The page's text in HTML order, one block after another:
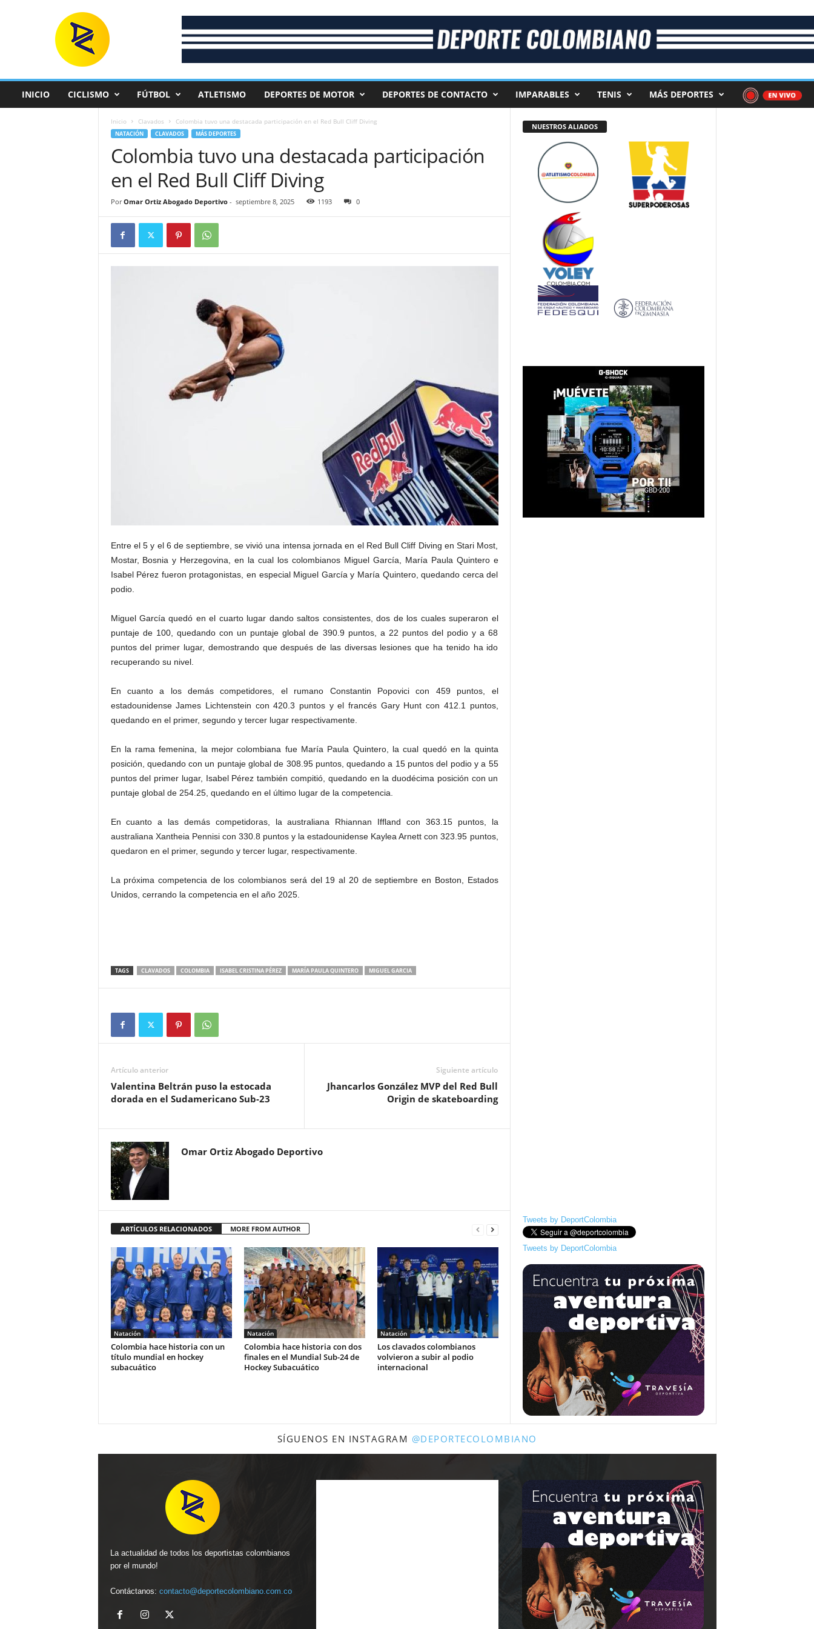
INICIO CICLISMO FÚTBOL ATLETISMO DEPORTES DE MOTOR DEPORTES DE CONTACTO IMPARABLES TENIS MÁS DEPORTES
Inicio Clavados Colombia tuvo una destacada participación en el Red Bull Cliff Diving
NATACIÓN CLAVADOS MÁS DEPORTES
Colombia tuvo una destacada participación
en el Red Bull Cliff Diving
Por Omar Ortiz Abogado Deportivo- septiembre 8, 2025 1193 0
Entre el 5 y el 6 de septiembre, se vivió una intensa jornada en el Red Bull Cliff Diving en Stari Most,
Mostar, Bosnia y Herzegovina, en la cual los colombianos Miguel García, María Paula Quintero e
Isabel Pérez fueron protagonistas, en especial Miguel García y María Quintero, quedando cerca del
podio.
Miguel García quedó en el cuarto lugar dando saltos consistentes, dos de los cuales superaron el
puntaje de 100, quedando con un puntaje global de 390.9 puntos, a 22 puntos del podio y a 68
puntos del primer lugar, demostrando que después de las diversas lesiones que ha tenido ha ido
recuperando su nivel.
En cuanto a los demás competidores, el rumano Constantin Popovici con 459 puntos, el
estadounidense James Lichtenstein con 420.3 puntos y el francés Gary Hunt con 412.1 puntos,
quedando en el primer, segundo y tercer lugar respectivamente.
En la rama femenina, la mejor colombiana fue María Paula Quintero, la cual quedó en la quinta
posición, quedando con un puntaje global de 308.95 puntos, quedando a 15 puntos del podio y a 55
puntos del primer lugar, Isabel Pérez también compitió, quedando en la duodécima posición con un
puntaje global de 254.25, quedando en el último lugar de la competencia.
En cuanto a las demás competidoras, la australiana Rhiannan Iffland con 363.15 puntos, la
australiana Xantheia Pennisi con 330.8 puntos y la estadounidense Kaylea Arnett con 323.95 puntos,
quedaron en el primer, segundo y tercer lugar, respectivamente.
La próxima competencia de los colombianos será del 19 al 20 de septiembre en Boston, Estados
Unidos, cerrando la competencia en el año 2025.
TAGS CLAVADOS COLOMBIA ISABEL CRISTINA PÉREZ MARÍA PAULA QUINTERO MIGUEL GARCIA
Artículo anterior
Valentina Beltrán puso la estocada
dorada en el Sudamericano Sub-23
Siguiente artículo
Jhancarlos González MVP del Red Bull
Origin de skateboarding
Omar Ortiz Abogado Deportivo
ARTÍCULOS RELACIONADOS MORE FROM AUTHOR
Natación
Colombia hace historia con un
título mundial en hockey
subacuático
Natación
Colombia hace historia con dos
finales en el Mundial Sub-24 de
Hockey Subacuático
Natación
Los clavados colombianos
volvieron a subir al podio
internacional
NUESTROS ALIADOS
Tweets by DeportColombia
Tweets by DeportColombia
SÍGUENOS EN INSTAGRAM @DEPORTECOLOMBIANO
La actualidad de todos los deportistas colombianos
por el mundo!
Contáctanos: contacto@deportecolombiano.com.co